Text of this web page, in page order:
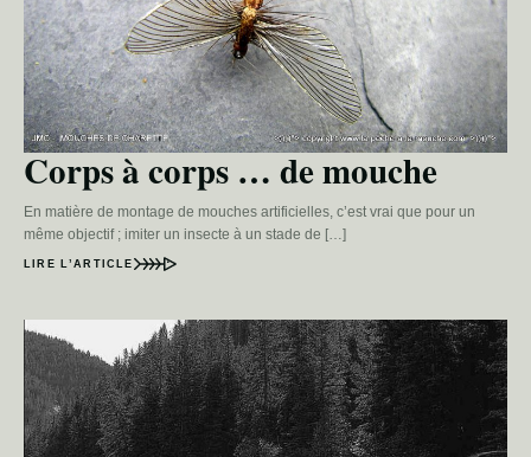
Corps à corps … de mouche
En matière de montage de mouches artificielles, c’est vrai que pour un
même objectif ; imiter un insecte à un stade de […]
LIRE L’ARTICLE